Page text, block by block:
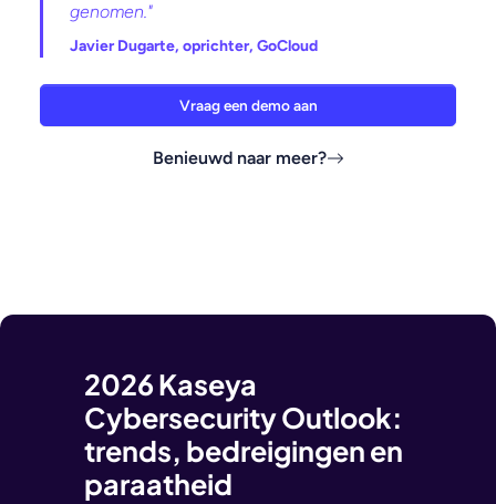
genomen."
Javier Dugarte, oprichter, GoCloud
Vraag een demo aan
Benieuwd naar meer?
2026 Kaseya
Cybersecurity Outlook:
trends, bedreigingen en
paraatheid